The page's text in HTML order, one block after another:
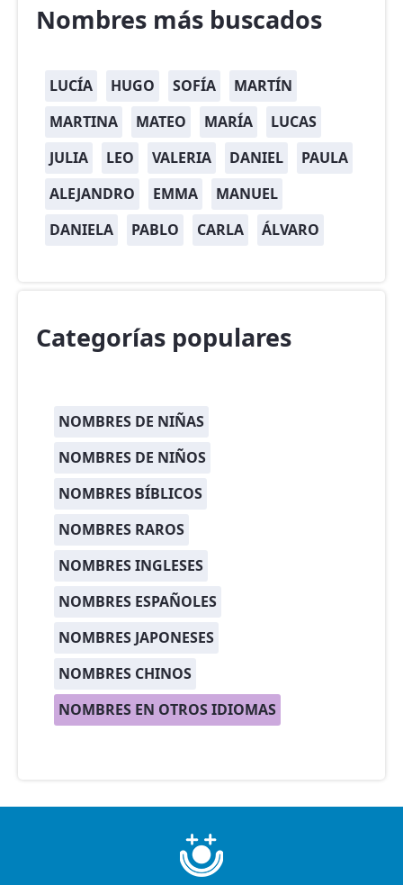
Nombres más buscados
LUCÍA HUGO SOFÍA
MARTÍN
MARTINA
MATEO MARÍA
LUCAS
JULIA
LEO VALERIA DANIEL
PAULA
ALEJANDRO
EMMA
MANUEL
DANIELA
PABLO CARLA ÁLVARO
Categorías populares
NOMBRES DE NIÑAS
NOMBRES DE NIÑOS
NOMBRES BÍBLICOS
NOMBRES RAROS
NOMBRES INGLESES
NOMBRES ESPAÑOLES
NOMBRES JAPONESES
NOMBRES CHINOS
NOMBRES EN OTROS IDIOMAS